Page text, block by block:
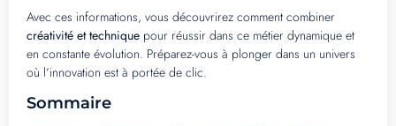
Avec ces informations, vous découvrirez comment combiner
créativité et technique pour réussir dans ce métier dynamique et
en constante évolution. Préparez-vous à plonger dans un univers
où l’innovation est à portée de clic.
Sommaire